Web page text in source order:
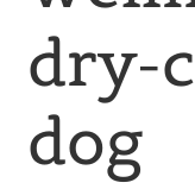
dry-
dog